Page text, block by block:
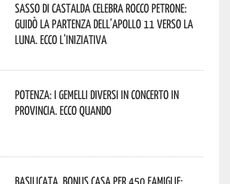
Sasso di Castalda celebra Rocco Petrone:
guidò la partenza dell’Apollo 11 verso la
Luna. Ecco l’iniziativa
Potenza: i Gemelli DiVersi in concerto in
provincia. Ecco quando
Basilicata, Bonus casa per 450 famiglie: